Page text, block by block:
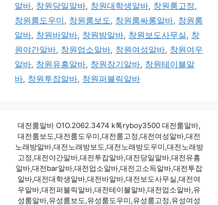
알바, 창원당일알바, 창원대학생알바, 창원룸고정 ,
창원룸도우미 , 창원룸보도 , 창원룸싸롱알바, 창원룸
알바, 창원바알바, 창원밤알바, 창원보도사무실 , 창
원야간알바, 창원업소알바, 창원여성알바, 창원여우
알바, 창원유흥알바, 창원장기알바, 창원테이블알
바, 창원투잡알바, 창원퍼블릭알바
대전룸알바 O1O.2062.3474 k톡ryboy3500 대전룸알바,
대전룸보도,대전룸도우미,대전룸고정,대전여성알바,대전
노래방알바,대전노래방보도,대전노래방도우미,대전노래방
고정,대전야간알바,대전투잡알바,대전당일알바,대전유흥
알바,대전bar알바,대전업소알바,대전고소득알바,대전투잡
알바,대전대학생알바,대전바알바,대전보도사무실,대전여
우알바,대전퍼블릭알바,대전테이블알바,대전업소알바,유
성룸알바,유성룸보도,유성룸도우미,유성룸고정,유성여성